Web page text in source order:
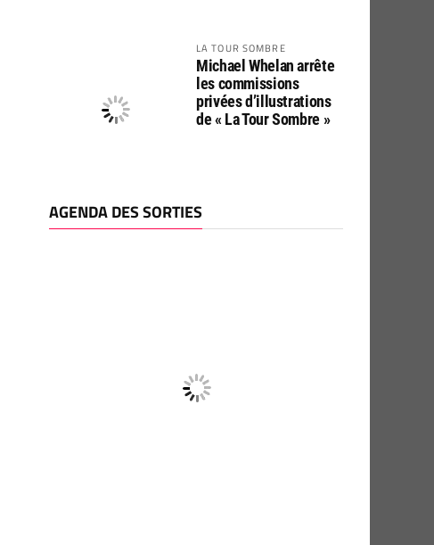
LA TOUR SOMBRE
Michael Whelan arrête
les commissions
privées d’illustrations
de « La Tour Sombre »
AGENDA DES SORTIES